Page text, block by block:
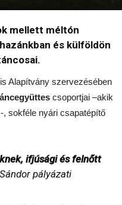
mellett méltón
és külföldön
Alapítvány szervezésében
csoportjai –akik
, sokféle nyári csapatépítő
ifjúsági és felnőtt
pályázati